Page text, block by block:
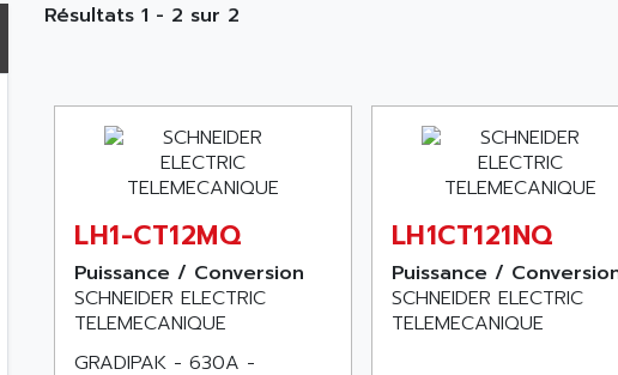
Résultats 1 - 2 sur 2
LH1-CT12MQ
Puissance / Conversion
SCHNEIDER ELECTRIC
TELEMECANIQUE
GRADIPAK - 630A -
LH1CT121NQ
Puissance /
SCHNEIDER ELECTRIC
TELEMECANIQUE